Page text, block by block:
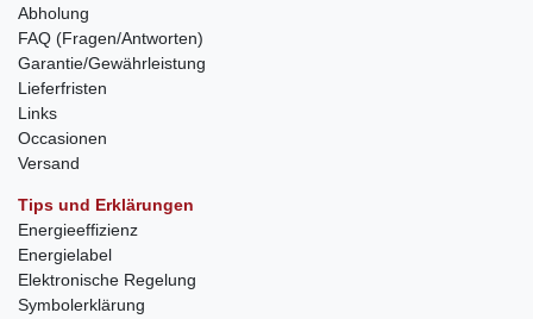
Abholung
FAQ (Fragen/Antworten)
Garantie/Gewährleistung
Lieferfristen
Links
Occasionen
Versand
Tips und Erklärungen
Energieeffizienz
Energielabel
Elektronische Regelung
Symbolerklärung